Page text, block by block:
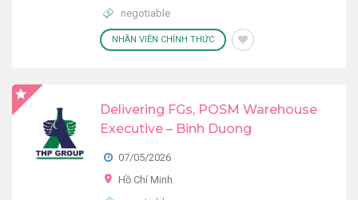
negotiable
NHÂN VIÊN CHÍNH THỨC
Delivering FGs, POSM Warehouse
Executive – Binh Duong
07/05/2026
Hồ Chí Minh